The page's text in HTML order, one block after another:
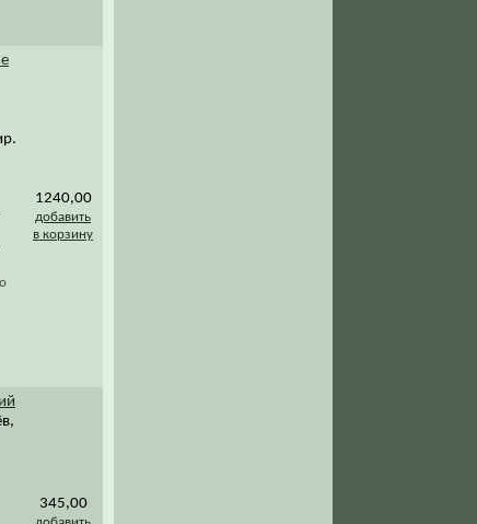
1240,00
добавить
в корзину
345,00